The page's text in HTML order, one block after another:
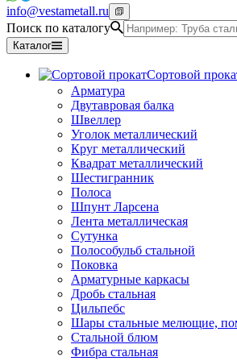
info@vestametall.ru
Поиск по каталогу
Каталог
Сортовой
Арматура
Двутавровая балка
Швеллер
Уголок металлический
Круг металлический
Квадрат металлический
Шестигранник
Полоса
Шпунт Ларсена
Лента металлическая
Сутунка
Полособульб стальной
Поковка
Арматурные каркасы
Дробь стальная
Цильпебс
Шары стальные мелющие,
Стальной блюм
Фибра стальная